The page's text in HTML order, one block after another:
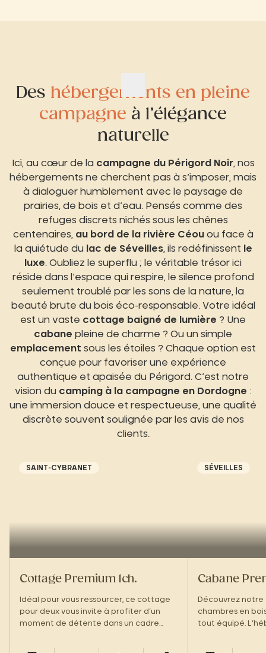
Des hébergements en pleine
campagne à l’élégance
naturelle
Ici, au cœur de la campagne du Périgord Noir, nos
hébergements ne cherchent pas à s’imposer, mais
à dialoguer humblement avec le paysage de
prairies, de bois et d’eau. Pensés comme des
refuges discrets nichés sous les chênes
centenaires, au bord de la rivière Céouou face à
la quiétude du
lac de Séveilles, ils redéfinissent
le
luxe. Oubliez le superflu ; le véritable trésor ici
réside dans l’espace qui respire, le silence profond
seulement troublé par les sons de la nature, la
beauté brute du bois éco-responsable. Votre idéal
est un vaste cottage baigné de lumière ? Une
cabane pleine de charme ? Ou un simple
emplacement sous les étoiles ? Chaque option est
conçue pour favoriser une expérience
authentique et apaisée du Périgord. C’est notre
vision du camping à la campagne en Dordogne :
une immersion douce et respectueuse, une qualité
discrète souvent soulignée par les avis de nos
clients.
SAINT-CYBRANET
Cottage Premium 1ch.
Idéal pour vous ressourcer, ce cottage
pour deux vous invite à profiter d’un
moment de détente dans un cadre
SÉVEILLES
Cabane
Découvrez
chambres en
tout équipé.
périgourdin !